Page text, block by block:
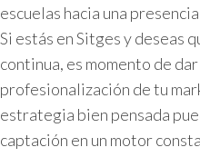
escuelas hacia una
Si estás en Sitges y deseas
continua, es momento de
profesionalización de tu
estrategia bien pensada
captación en un motor